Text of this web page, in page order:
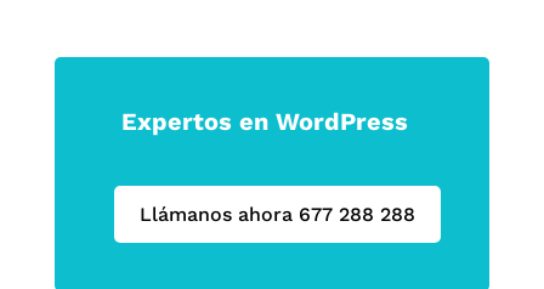
Expertos en WordPress
Llámanos ahora 677 288 288